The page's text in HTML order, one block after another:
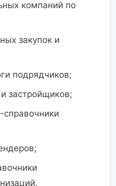
компаний по
закупок и
подрядчиков;
застройщиков;